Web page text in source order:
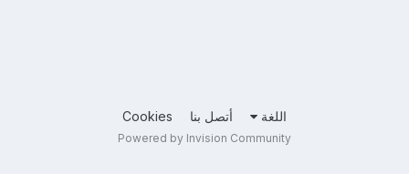
اللغة أتصل بنا Cookies
Powered by Invision Community